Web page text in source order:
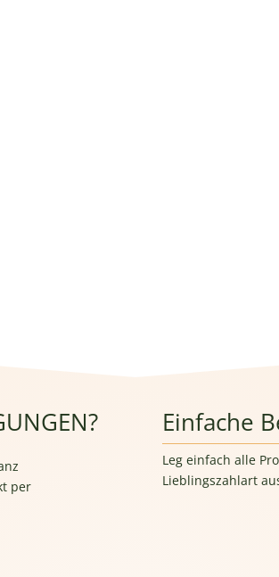
per
Einfache
Leg einfach alle
Lieblingszahlart